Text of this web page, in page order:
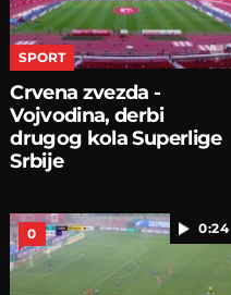
SPORT
Crvena zvezda -
Vojvodina, derbi
drugog kola Superlige
Srbije
0:24
0